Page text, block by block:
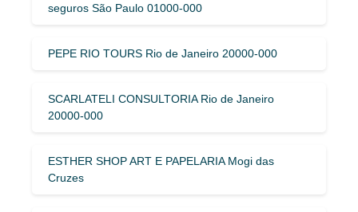
seguros São Paulo 01000-000
PEPE RIO TOURS Rio de Janeiro 20000-000
SCARLATELI CONSULTORIA Rio de Janeiro
20000-000
ESTHER SHOP ART E PAPELARIA Mogi das
Cruzes